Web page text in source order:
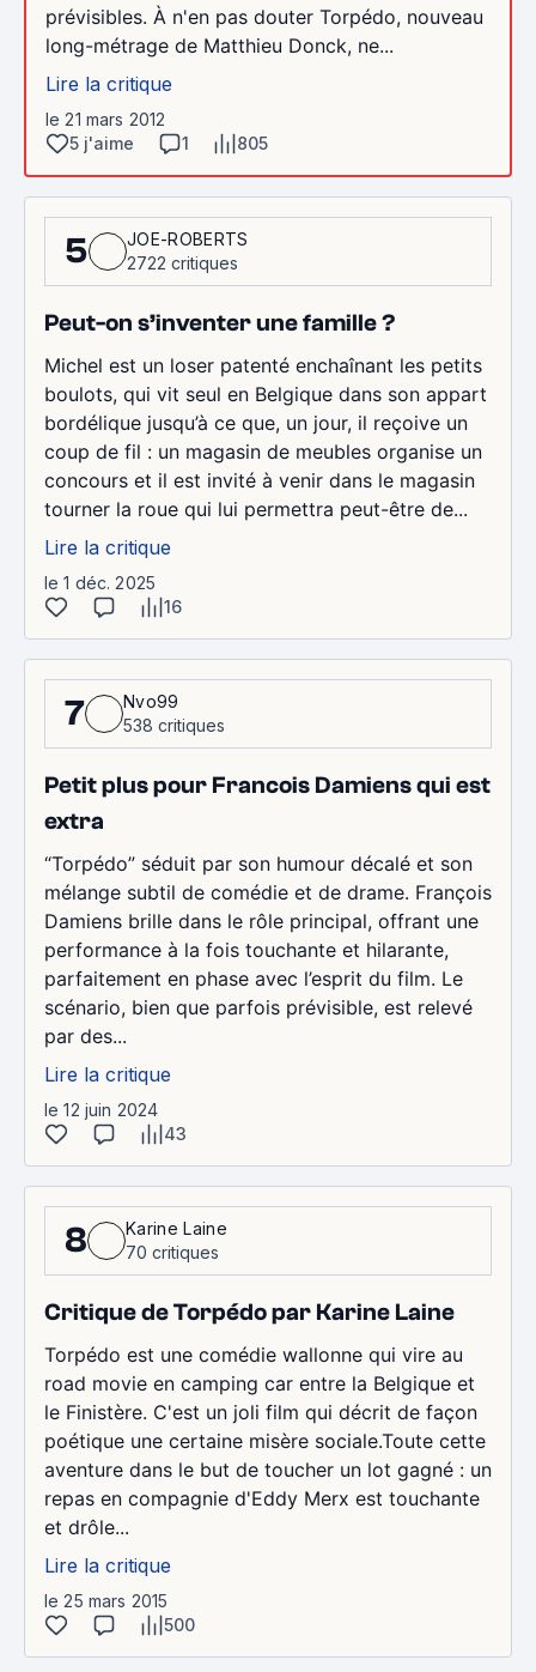
prévisibles. À n'en pas douter Torpédo, nouveau
long-métrage de Matthieu Donck, ne...
Lire la critique
le 21 mars 2012
5 j'aime
1 805
5
JOE-ROBERTS
2722 critiques
Peut-on s’inventer une famille ?
Michel est un loser patenté enchaînant les petits
boulots, qui vit seul en Belgique dans son appart
bordélique jusqu’à ce que, un jour, il reçoive un
coup de fil : un magasin de meubles organise un
concours et il est invité à venir dans le magasin
tourner la roue qui lui permettra peut-être de...
Lire la critique
le 1 déc. 2025
16
7
Nvo99
538 critiques
Petit plus pour Francois Damiens qui est
extra
“Torpédo” séduit par son humour décalé et son
mélange subtil de comédie et de drame. François
Damiens brille dans le rôle principal, offrant une
performance à la fois touchante et hilarante,
parfaitement en phase avec l’esprit du film. Le
scénario, bien que parfois prévisible, est relevé
par des...
Lire la critique
le 12 juin 2024
43
8
Karine Laine
70 critiques
Critique de Torpédo par Karine Laine
Torpédo est une comédie wallonne qui vire au
road movie en camping car entre la Belgique et
le Finistère. C'est un joli film qui décrit de façon
poétique une certaine misère sociale.Toute cette
aventure dans le but de toucher un lot gagné : un
repas en compagnie d'Eddy Merx est touchante
et drôle...
Lire la critique
le 25 mars 2015
500